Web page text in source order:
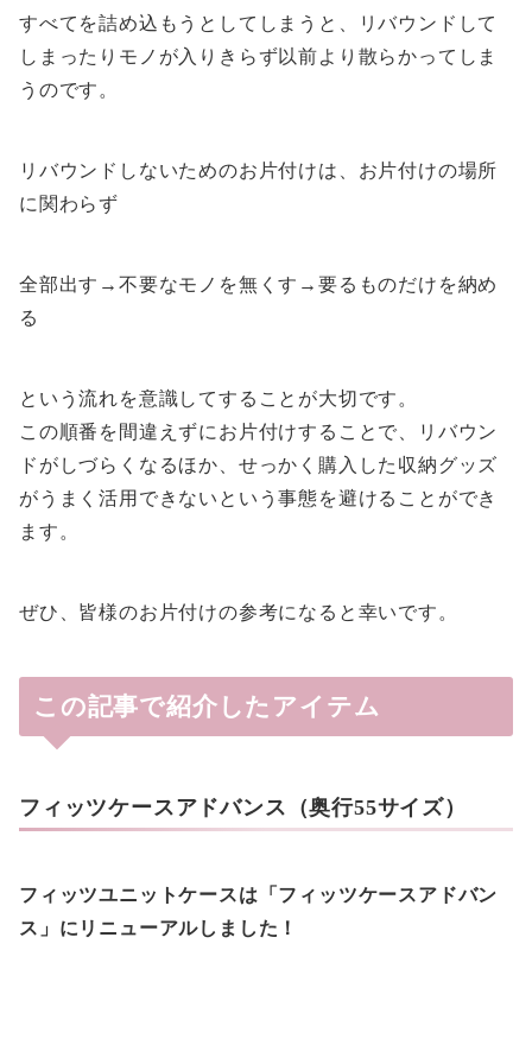
すべてを詰め込もうとしてしまうと、リバウンドして
しまったりモノが入りきらず以前より散らかってしま
うのです。
リバウンドしないためのお片付けは、お片付けの場所
に関わらず
全部出す→不要なモノを無くす→要るものだけを納め
る
という流れを意識してすることが大切です。
この順番を間違えずにお片付けすることで、リバウン
ドがしづらくなるほか、せっかく購入した収納グッズ
がうまく活用できないという事態を避けることができ
ます。
ぜひ、皆様のお片付けの参考になると幸いです。
この記事で紹介したアイテム
フィッツケースアドバンス（奥行55サイズ）
フィッツユニットケースは「フィッツケースアドバン
ス」にリニューアルしました！